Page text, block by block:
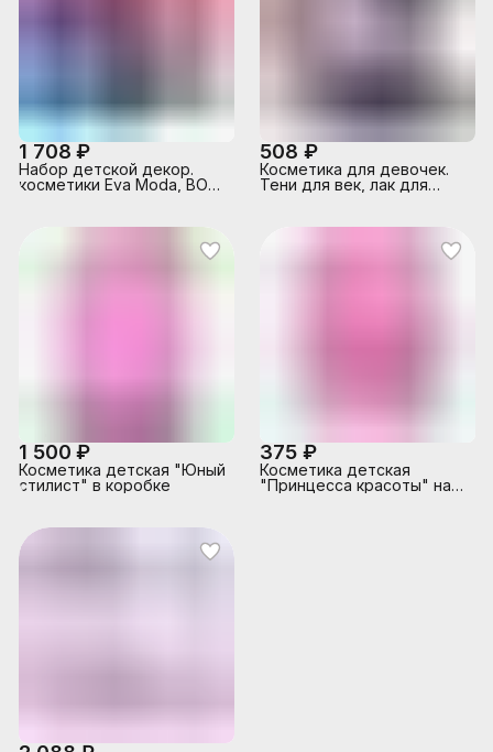
1 708 ₽
Набор детской декор.
косметики Eva Moda, BOX
румяна-5шт.(5,36г),
508 ₽
Косметика для девочек.
Тени для век, лак для
1 500 ₽
Косметика детская "Юный
стилист" в коробке
375 ₽
Косметика детская
"Принцесса красоты" на